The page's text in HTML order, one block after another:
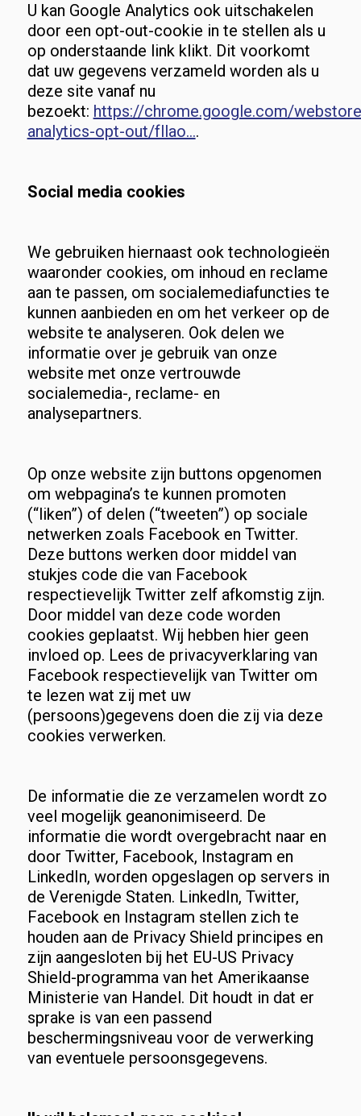
U kan Google Analytics ook uitschakelen
door een opt-out-cookie in te stellen als u
op onderstaande link klikt. Dit voorkomt
dat uw gegevens verzameld worden als u
deze site vanaf nu
bezoekt: https://chrome.google.com/
analytics-opt-out/fllao….
Social media cookies
We gebruiken hiernaast ook technologieën
waaronder cookies, om inhoud en reclame
aan te passen, om socialemediafuncties te
kunnen aanbieden en om het verkeer op de
website te analyseren. Ook delen we
informatie over je gebruik van onze
website met onze vertrouwde
socialemedia-, reclame- en
analysepartners.
Op onze website zijn buttons opgenomen
om webpagina’s te kunnen promoten
(“liken”) of delen (“tweeten”) op sociale
netwerken zoals Facebook en Twitter.
Deze buttons werken door middel van
stukjes code die van Facebook
respectievelijk Twitter zelf afkomstig zijn.
Door middel van deze code worden
cookies geplaatst. Wij hebben hier geen
invloed op. Lees de privacyverklaring van
Facebook respectievelijk van Twitter om
te lezen wat zij met uw
(persoons)gegevens doen die zij via deze
cookies verwerken.
De informatie die ze verzamelen wordt zo
veel mogelijk geanonimiseerd. De
informatie die wordt overgebracht naar en
door Twitter, Facebook, Instagram en
LinkedIn, worden opgeslagen op servers in
de Verenigde Staten. LinkedIn, Twitter,
Facebook en Instagram stellen zich te
houden aan de Privacy Shield principes en
zijn aangesloten bij het EU-US Privacy
Shield-programma van het Amerikaanse
Ministerie van Handel. Dit houdt in dat er
sprake is van een passend
beschermingsniveau voor de verwerking
van eventuele persoonsgegevens.